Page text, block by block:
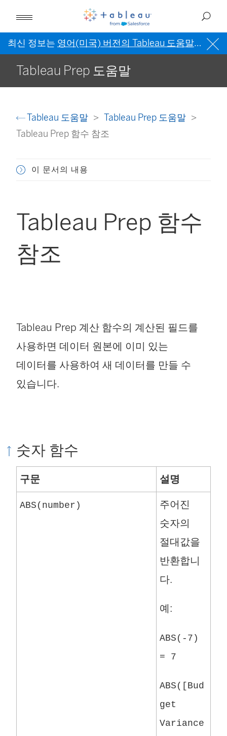
최신 정보는 영어(미국) 버전의 Tableau 도움말을 참조
Tableau Prep 도움말
Tableau 도움말
Tableau Prep 도움말
Tableau Prep 함수 참조
이 문서의 내용
Tableau Prep 함수
참조
Tableau Prep 계산 함수의 계산된 필드를
사용하면 데이터 원본에 이미 있는
데이터를 사용하여 새 데이터를 만들 수
있습니다.
숫자 함수
구문 설명
ABS(number)
주어진
숫자의
절대값을
반환합니
다.
예:
ABS(-7)
= 7
ABS([Bud
get
Variance